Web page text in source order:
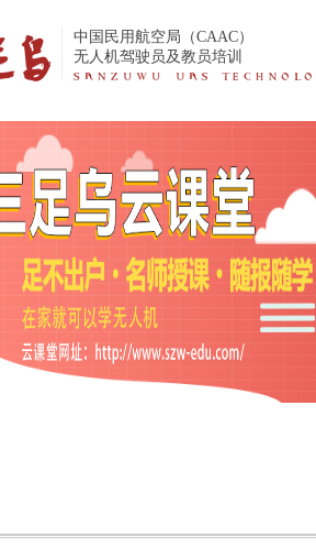
中国民用航空局（CAAC）
无人机驾驶员及教员培训